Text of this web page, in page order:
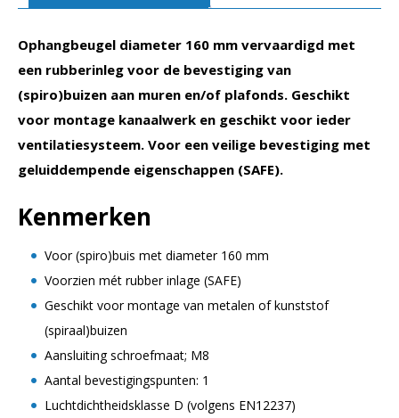
Ophangbeugel diameter 160 mm vervaardigd met
een rubberinleg voor de bevestiging van
(spiro)buizen aan muren en/of plafonds. Geschikt
voor montage kanaalwerk en geschikt voor ieder
ventilatiesysteem. Voor een veilige bevestiging met
geluiddempende eigenschappen (SAFE).
Kenmerken
Voor (spiro)buis met diameter 160 mm
Voorzien mét rubber inlage (SAFE)
Geschikt voor montage van metalen of kunststof
(spiraal)buizen
Aansluiting schroefmaat; M8
Aantal bevestigingspunten: 1
Luchtdichtheidsklasse D (volgens EN12237)